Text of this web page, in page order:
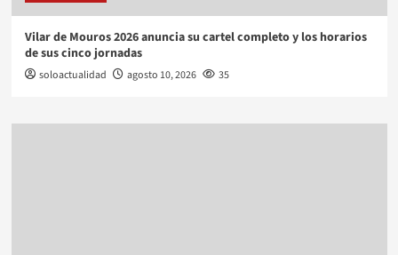
Vilar de Mouros 2026 anuncia su cartel completo y los horarios
de sus cinco jornadas
soloactualidad agosto 10, 2026 35